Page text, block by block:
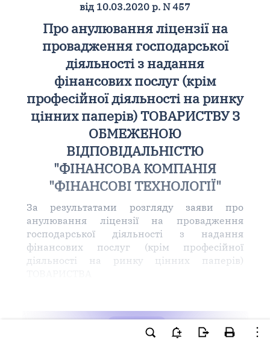
від 10.03.2020 р. N 457
Про анулювання ліцензії на
провадження господарської
діяльності з надання
фінансових послуг (крім
професійної діяльності на ринку
цінних паперів) ТОВАРИСТВУ З
ОБМЕЖЕНОЮ
ВІДПОВІДАЛЬНІСТЮ
"ФІНАНСОВА КОМПАНІЯ
"ФІНАНСОВІ ТЕХНОЛОГІЇ"
За результатами розгляду заяви про
анулювання ліцензії на провадження
господарської діяльності з надання
фінансових послуг (крім професійної
діяльності на ринку цінних паперів)